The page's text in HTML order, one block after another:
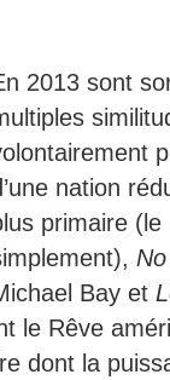
2013 sont
nation
primaire
Bay et
le Rêve
dont la